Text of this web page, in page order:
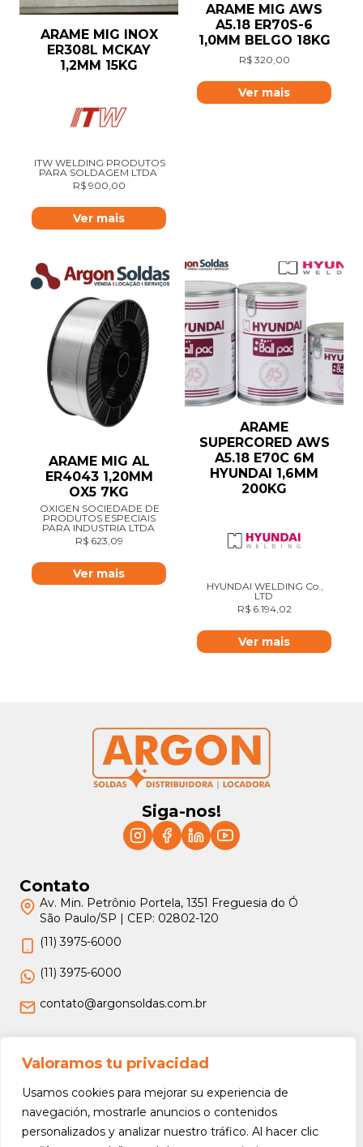
Valoramos tu privacidad
Usamos cookies para mejorar su experiencia de
navegación, mostrarle anuncios o contenidos
personalizados y analizar nuestro tráfico. Al hacer clic
ARAME MIG INOX
ER308L MCKAY
1,2MM 15KG
ITW WELDING PRODUTOS
PARA SOLDAGEM LTDA
R$900,00
Ver mais
ARAME MIG AWS
A5.18 ER70S-6
1,0MM BELGO 18KG
R$320,00
Ver mais
ARAME MIG AL
ER4043 1,20MM
OX5 7KG
OXIGEN SOCIEDADE DE
PRODUTOS ESPECIAIS
PARA INDUSTRIA LTDA
R$623,09
Ver mais
ARAME
SUPERCORED AWS
A5.18 E70C 6M
HYUNDAI 1,6MM
200KG
HYUNDAI WELDING Co.,
LTD
R$6.194,02
Ver mais
Siga-nos!
Contato
Av. Min. Petrônio Portela, 1351 Freguesia do Ó
São Paulo/SP | CEP: 02802-120
(11) 3975-6000
(11) 3975-6000
contato@argonsoldas.com.br
Jurídico
Termos e Condições
Política de Privacidade
Política de Devolução e Reembolso